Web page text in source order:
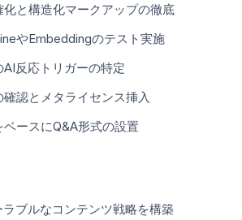
と構造化マークアップの徹底
やEmbeddingのテスト実施
反応トリガーの特定
認とメタライセンス挿入
ベースにQ&A形式の設置
ブルなコンテンツ戦略を構築